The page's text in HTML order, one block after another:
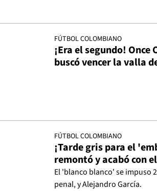
FÚTBOL COLOMBIANO
¡Era el segundo!
buscó vencer la valla
FÚTBOL COLOMBIANO
¡Tarde gris para el
remontó y acabó con
El 'blanco blanco' se impuso
penal, y Alejandro García.